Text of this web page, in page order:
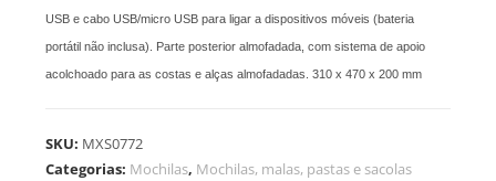
USB e cabo USB/micro USB para ligar a dispositivos móveis (bateria
portátil não inclusa). Parte posterior almofadada, com sistema de apoio
acolchoado para as costas e alças almofadadas. 310 x 470 x 200 mm
SKU: MXS0772
Categorias: Mochilas, Mochilas, malas, pastas e sacolas